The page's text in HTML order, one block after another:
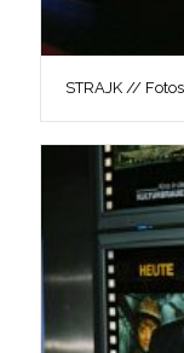
STRAJK //